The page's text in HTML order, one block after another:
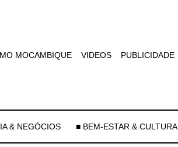
MOCAMBIQUE VIDEOS PUBLICIDADE
& NEGÓCIOS ■ BEM-ESTAR & CULTURA